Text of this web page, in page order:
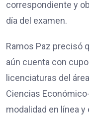
correspondiente y
día del examen.
Ramos Paz precisó
aún cuenta con
licenciaturas del
Ciencias
modalidad en línea